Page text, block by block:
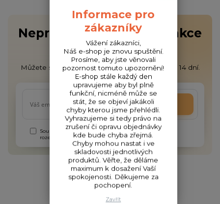
Nepropásněte novinky, akce
a slevy!
Můžete se kdykoli odhlásit. Zasíláme jednou za 14 dní.
Přihlásit se
Souhlasím sezpracováním osobních údajů za účelem
rozesílky newsletteru.
Informace pro
zákazníky
Vážení zákazníci,
Náš e-shop je znovu spuštění.
Prosíme, aby jste věnovali
pozornost tomuto upozornění!
E-shop stále každý den
upravujeme aby byl plně
funkční, nicméně může se
stát, že se objeví jakákoli
chyby kterou jsme přehlédli.
Vyhrazujeme si tedy právo na
zrušení či opravu objednávky
kde bude chyba zřejmá.
Chyby mohou nastat i ve
skladovosti jednotlivých
produktů. Věřte, že děláme
maximum k dosažení Vaší
spokojenosti. Děkujeme za
pochopení.
Zavřít